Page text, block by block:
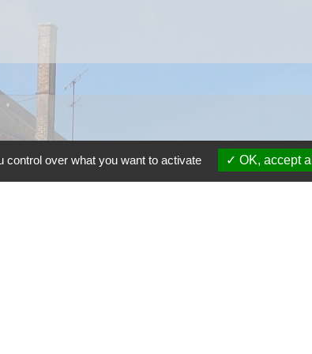
over what you want to activate OK, accept all